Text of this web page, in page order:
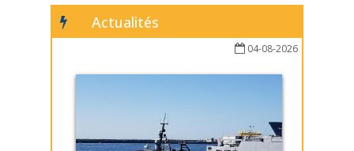
Actualités
04-08-2026